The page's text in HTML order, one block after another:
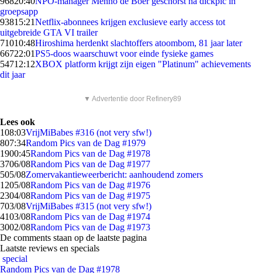
groepsapp
93815:21Netflix-abonnees krijgen exclusieve early access tot
uitgebreide GTA VI trailer
71010:48Hiroshima herdenkt slachtoffers atoombom, 81 jaar later
66722:01PS5-doos waarschuwt voor einde fysieke games
54712:12XBOX platform krijgt zijn eigen "Platinum" achievements
dit jaar
▼ Advertentie door Refinery89
Lees ook
108:03VrijMiBabes #316 (not very sfw!)
807:34Random Pics van de Dag #1979
1900:45Random Pics van de Dag #1978
3706/08Random Pics van de Dag #1977
505/08Zomervakantieweerbericht: aanhoudend zomers
1205/08Random Pics van de Dag #1976
2304/08Random Pics van de Dag #1975
703/08VrijMiBabes #315 (not very sfw!)
4103/08Random Pics van de Dag #1974
3002/08Random Pics van de Dag #1973
De comments staan op de laatste pagina
Laatste reviews en specials
special
Random Pics van de Dag #1978